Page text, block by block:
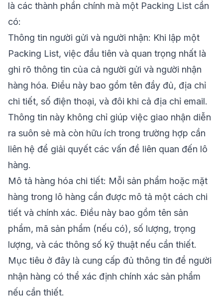
là các thành phần chính mà một Packing List cần
có:
Thông tin người gửi và người nhận: Khi lập một
Packing List, việc đầu tiên và quan trọng nhất là
ghi rõ thông tin của cả người gửi và người nhận
hàng hóa. Điều này bao gồm tên đầy đủ, địa chỉ
chi tiết, số điện thoại, và đôi khi cả địa chỉ email.
Thông tin này không chỉ giúp việc giao nhận diễn
ra suôn sẻ mà còn hữu ích trong trường hợp cần
liên hệ để giải quyết các vấn đề liên quan đến lô
hàng.
Mô tả hàng hóa chi tiết: Mỗi sản phẩm hoặc mặt
hàng trong lô hàng cần được mô tả một cách chi
tiết và chính xác. Điều này bao gồm tên sản
phẩm, mã sản phẩm (nếu có), số lượng, trọng
lượng, và các thông số kỹ thuật nếu cần thiết.
Mục tiêu ở đây là cung cấp đủ thông tin để người
nhận hàng có thể xác định chính xác sản phẩm
nếu cần thiết.